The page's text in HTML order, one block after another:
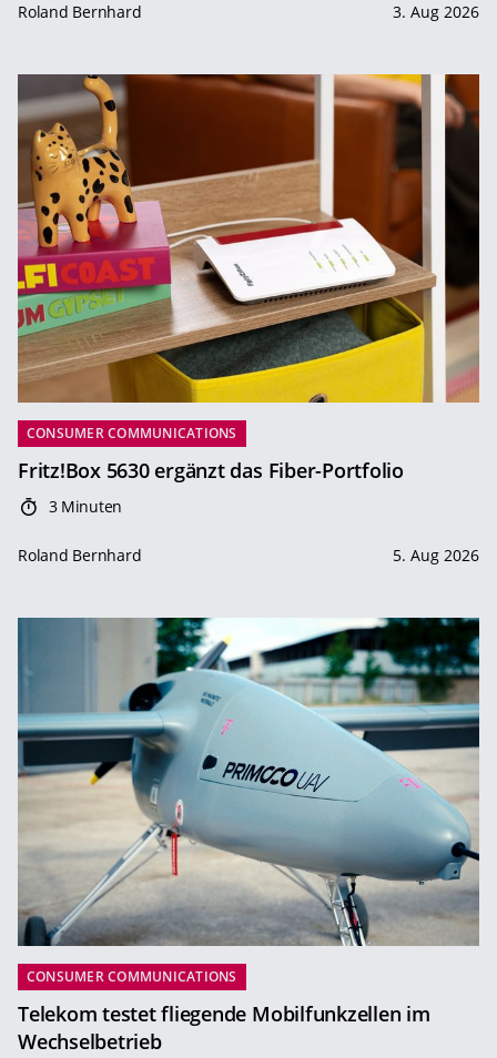
Roland Bernhard 3. Aug 2026
CONSUMER COMMUNICATIONS
Fritz!Box 5630 ergänzt das Fiber-Portfolio
3 Minuten
Roland Bernhard 5. Aug 2026
CONSUMER COMMUNICATIONS
Telekom testet fliegende Mobilfunkzellen im
Wechselbetrieb